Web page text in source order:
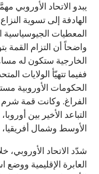
يبدو الاتحاد
الهادفة إلى تسوية
المعطيات
واضحاً أن التزام القمة
الخارجية ستكون له
ففيما تتهيّأ الولايات
الحكومات الأوروبية
الفراغ. وكانت قمة
التباعد الأخير بين
الأوسط وشمال
شدّد الاتحاد الأوروبي،
العابرة الإقليمية